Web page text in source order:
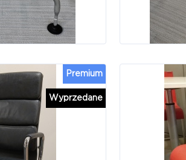
Wyprzedane
Premium